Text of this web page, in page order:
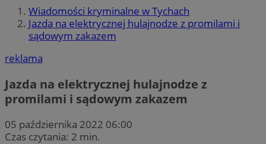
Wiadomości kryminalne w Tychach
Jazda na elektrycznej hulajnodze z promilami i
sądowym zakazem
reklama
Jazda na elektrycznej hulajnodze z
promilami i sądowym zakazem
05 października 2022 06:00
Czas czytania: 2 min.